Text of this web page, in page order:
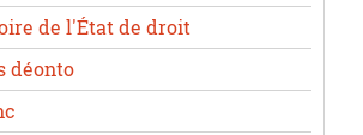
de l'État de droit
déonto